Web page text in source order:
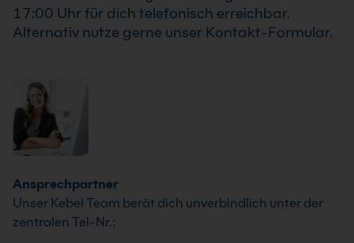
17:00 Uhr für dich telefonisch erreichbar.
Alternativ nutze gerne unser Kontakt-Formular.
Ansprechpartner
Unser Kebel Team berät dich unverbindlich unter der
zentralen Tel-Nr.: